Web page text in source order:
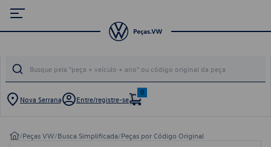
Nova Serrana Entre/registre-se
0
/Peças VW/Busca Simplificada/Peças por Código Original